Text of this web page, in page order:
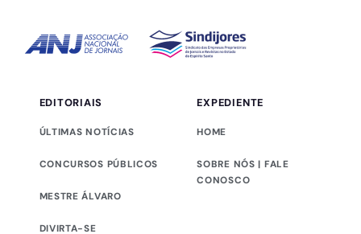
EDITORIAIS
ÚLTIMAS NOTÍCIAS
CONCURSOS PÚBLICOS
MESTRE ÁLVARO
DIVIRTA-SE
EXPEDIENTE
HOME
SOBRE NÓS | FALE
CONOSCO